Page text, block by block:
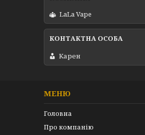
LaLa Vape
Карен
МЕНЮ
Головна
Про компанію